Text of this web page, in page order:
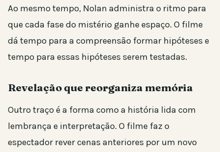
Ao mesmo tempo, Nolan administra o ritmo para
que cada fase do mistério ganhe espaço. O filme
dá tempo para a compreensão formar hipóteses e
tempo para essas hipóteses serem testadas.
Revelação que reorganiza memória
Outro traço é a forma como a história lida com
lembrança e interpretação. O filme faz o
espectador rever cenas anteriores por um novo